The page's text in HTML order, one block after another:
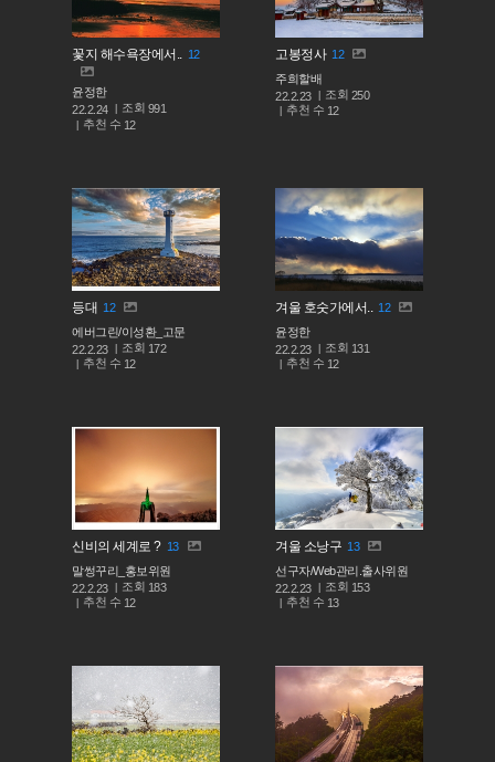
꽃지 해수욕장에서.. 12
윤정한
22.2.24
조회 991
추천 수 12
고봉정사 12
주희할배
22.2.23
조회 250
추천 수 12
등대 12
에버그린/이성환_고문
22.2.23
조회 172
추천 수 12
겨울 호숫가에서.. 12
윤정한
22.2.23
조회 131
추천 수 12
신비의 세계로 ? 13
말썽꾸리_홍보위원
22.2.23
조회 183
추천 수 12
겨울 소낭구 13
선구자/Web관리.출사위원
22.2.23
조회 153
추천 수 13